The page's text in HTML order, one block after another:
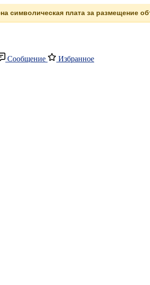
символическая плата за размещение
Сообщение Избранное